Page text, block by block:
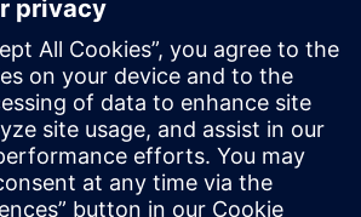
és források
(DETA-SatConnect)